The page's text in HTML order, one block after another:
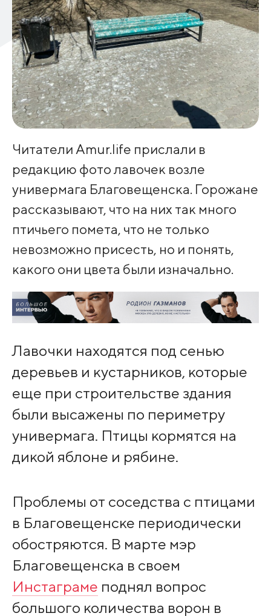
Читатели Amur.life прислали в
редакцию фото лавочек возле
универмага Благовещенска. Горожане
рассказывают, что на них так много
птичьего помета, что не только
невозможно присесть, но и понять,
какого они цвета были изначально.
Лавочки находятся под сенью
деревьев и кустарников, которые
еще при строительстве здания
были высажены по периметру
универмага. Птицы кормятся на
дикой яблоне и рябине.
Проблемы от соседства с птицами
в Благовещенске периодически
обостряются. В марте мэр
Благовещенска в своем
Инстаграме поднял вопрос
большого количества ворон в